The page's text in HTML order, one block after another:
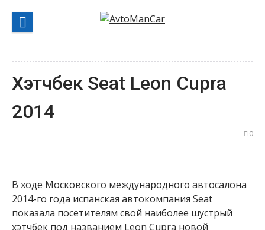
содержанию
Хэтчбек Seat Leon Cupra
2014
0
В ходе Московского международного автосалона
2014-го года испанская автокомпания Seat
показала посетителям свой наиболее шустрый
хэтчбек под названием Leon Cupra новой